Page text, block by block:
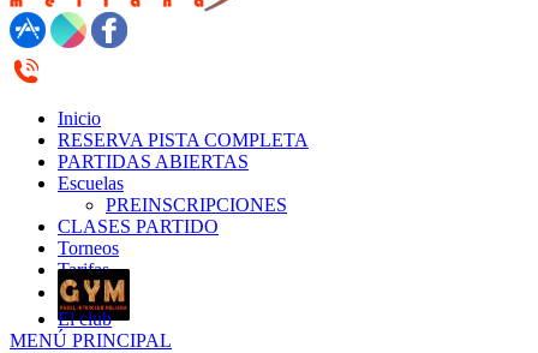
Inicio
RESERVA PISTA COMPLETA
PARTIDAS ABIERTAS
Escuelas
PREINSCRIPCIONES
CLASES PARTIDO
Torneos
Tarifas
El club
MENÚ PRINCIPAL